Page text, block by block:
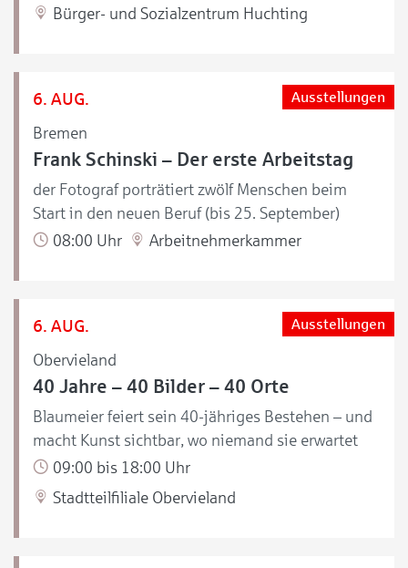
Bürger- und Sozialzentrum Huchting
6. AUG.
Bremen
Ausstellungen
Frank Schinski – Der erste Arbeitstag
der Fotograf porträtiert zwölf Menschen beim
Start in den neuen Beruf (bis 25. September)
08:00 Uhr
Arbeitnehmerkammer
6. AUG.
Obervieland
Ausstellungen
40 Jahre – 40 Bilder – 40 Orte
Blaumeier feiert sein 40-jähriges Bestehen – und
macht Kunst sichtbar, wo niemand sie erwartet
09:00 bis 18:00 Uhr
Stadtteilfiliale Obervieland